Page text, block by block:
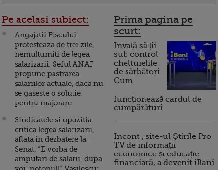
Pe acelasi subiect:
Angajatii Fiscului
protesteaza de trei zile,
nemultumiti de legea
salarizarii. Seful ANAF
propune pastrarea
salariilor actuale, daca nu
se gaseste o solutie
pentru majorare
Sindicatele si opozitia
critica legea salarizarii,
aflata in dezbatere la
Senat. “E vorba de
amputari de salarii, dupa
Prima pagina pe
scurt:
Invață să ții
sub control
cheltuielile
de sărbători.
Cum
funcționează cardul de
cumpărături
Incont , site-ul Știrile Pro
TV de informații
economice și educație
financiară, a devenit iBani